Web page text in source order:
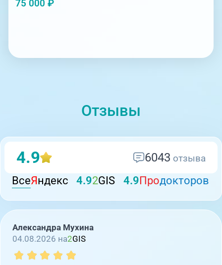
75 000 ₽
Отзывы
4.9 6043 отзыва
ВсеЯндекс 4.92GIS 4.9Продокторов
Александра Мухина
04.08.2026 на2GIS